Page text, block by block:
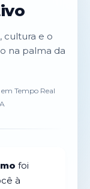
cultura e o
na palma da
em Tempo Real
foi
à